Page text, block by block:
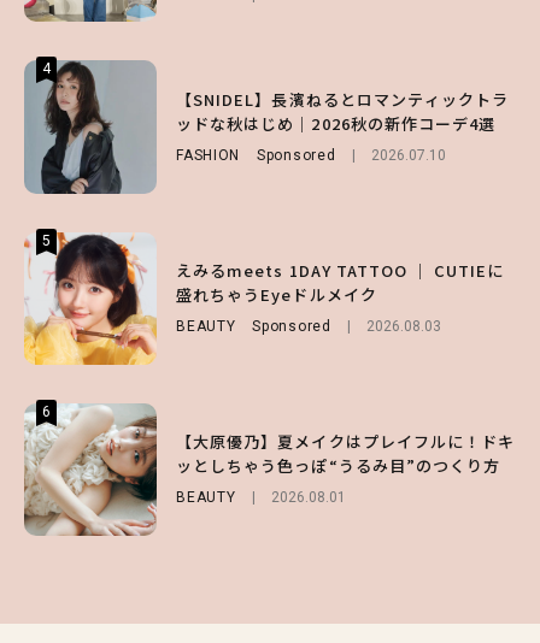
4
【SNIDEL】長濱ねるとロマンティックトラ
ッドな秋はじめ｜2026秋の新作コーデ4選
FASHION Sponsored 2026.07.10
5
えみるmeets 1DAY TATTOO ｜ CUTIEに
盛れちゃうEyeドルメイク
BEAUTY Sponsored 2026.08.03
6
【大原優乃】夏メイクはプレイフルに！ドキ
ッとしちゃう色っぽ“うるみ目”のつくり方
BEAUTY 2026.08.01
4
【ALD1】グループの魅力＆素顔に迫る♡ 一
問一答をお届け！【sweet web独占】
ENTERTAINMENT 2026.08.03
5
【SNIDEL】長濱ねるとロマンティックトラ
ッドな秋はじめ｜2026秋の新作コーデ4選
FASHION Sponsored 2026.07.10
6
【スタバ】約160通りのカスタマイズができ
る⁉ 39店舗限定『My フルーツ³ フラペチー
ノ®』を徹底レポ♡
4
第1弾の気になるメニュー＆限定グッズを総
チェック！
2026.07.31
5
月直伝♡ ドライシャンプー「バティスト」
を使ったプロ級スタイリング3選
Sponsored
6
【GU】夏の“主役級”アイテム決定！ヘルシ
ー＆可愛すぎる「大人の肌見せ」トップス3
選